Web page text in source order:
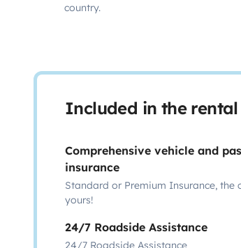
country.
Included in the rental
Comprehensive vehicle and
insurance
Standard or Premium Insurance, the
yours!
24/7 Roadside Assistance
24/7 Roadside Assistance